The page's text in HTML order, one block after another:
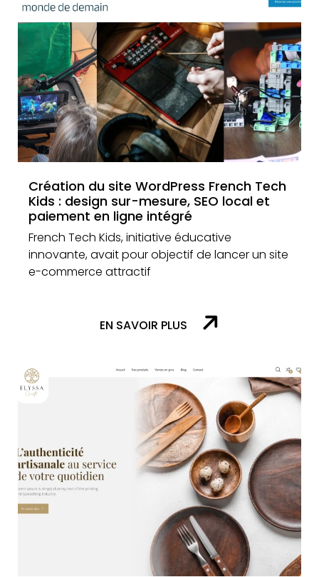
Création du site WordPress French Tech
Kids : design sur-mesure, SEO local et
paiement en ligne intégré
French Tech Kids, initiative éducative
innovante, avait pour objectif de lancer un site
e-commerce attractif
EN SAVOIR PLUS